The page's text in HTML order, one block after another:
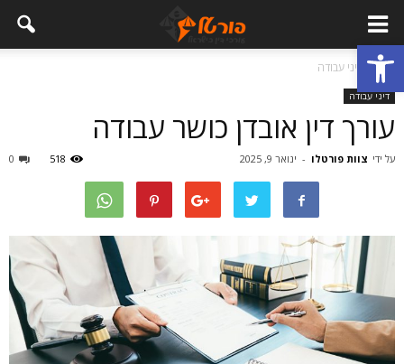
פתח סרגל נגישות
בית דיני עבודה
דיני עבודה
עורך דין אובדן כושר עבודה
על ידי צוות פורטלו - ינואר 9, 2025 0 518